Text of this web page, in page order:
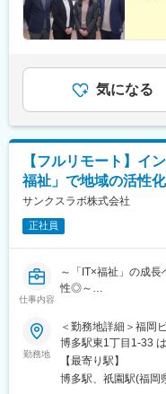
護」と「グループホ
展開しています。配
の事業部を決定。あ
なる点はご相談くだ
あり（無料）気になる
【フルリモート】イ
福祉」で地域の活性
サンクスラボ株式会社
正社員
仕事内容
～「IT×福祉」の成
性◎～
■概要：
当社はPC業務を行う
フラ構築やセキュリ
集しています。
「IT×福祉」という新
勤務地
＜勤務地詳細＞福岡
博多駅東1丁目1-33
煙変更の範囲：会社
【最寄り駅】
博多駅、祇園駅(福岡